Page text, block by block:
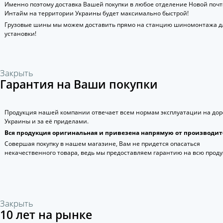
Именно поэтому доставка Вашей покупки в любое отделение Новой
Интайм на территории Украины будет максимально быстрой!
Грузовые шины мы можем доставить прямо на станцию шиномонтажа
установки!
Закрыть
Гарантия на Ваши покупки
Продукция нашей компании отвечает всем нормам эксплуатации на
Украины и за её приделами.
Вся продукция оригинальная и привезена напрямую от
Совершая покупку в нашем магазине, Вам не придется опасаться
некачественного товара, ведь мы предоставляем гарантию на всю
Закрыть
10 лет на рынке